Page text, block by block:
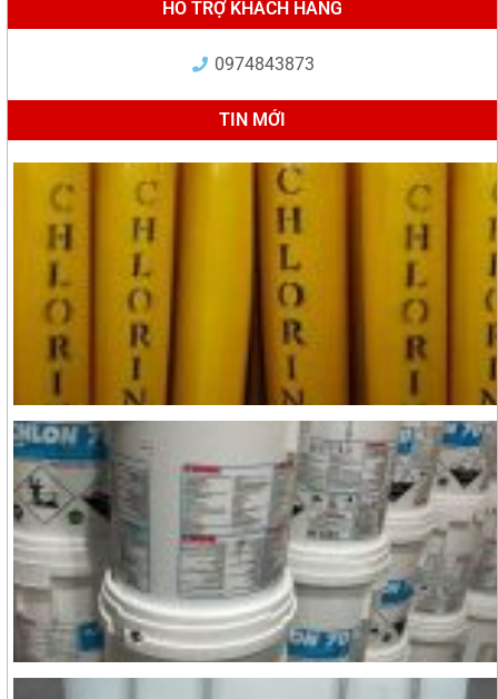
HỖ TRỢ KHÁCH HÀNG
0974843873
TIN MỚI